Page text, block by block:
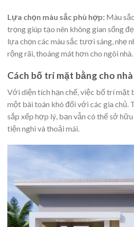
Lựa chọn màu sắc phù hợp: Màu
trọng giúp tạo nên không gian sống
lựa chọn các màu sắc tươi sáng, nhẹ
rộng rãi, thoáng mát hơn cho ngôi nhà.
Cách bố trí mặt bằng cho
Với diện tích hạn chế, việc bố trí mặt
một bài toán khó đối với các gia chủ.
sắp xếp hợp lý, bạn vẫn có thể sở
tiện nghi và thoải mái.